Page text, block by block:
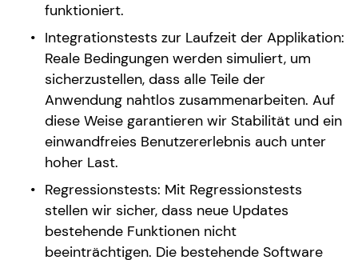
funktioniert.
Integrationstests zur Laufzeit der Applikation:
Reale Bedingungen werden simuliert, um
sicherzustellen, dass alle Teile der
Anwendung nahtlos zusammenarbeiten. Auf
diese Weise garantieren wir Stabilität und ein
einwandfreies Benutzererlebnis auch unter
hoher Last.
Regressionstests: Mit Regressionstests
stellen wir sicher, dass neue Updates
bestehende Funktionen nicht
beeinträchtigen. Die bestehende Software